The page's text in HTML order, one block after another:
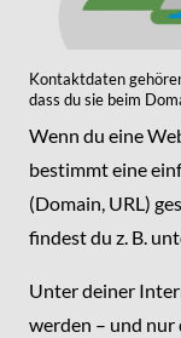
Kontaktdaten
dass du sie beim
Wenn du eine
bestimmt eine
(Domain, URL)
findest du z. B.
Unter deiner
werden – und nur